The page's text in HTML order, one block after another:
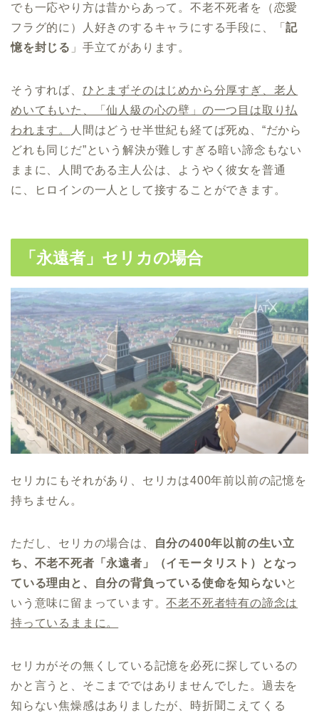
でも一応やり方は昔からあって。不老不死者を（恋愛
フラグ的に）人好きのするキャラにする手段に、「記
憶を封じる 」手立てがあります。
そうすれば、 ひとまずそのはじめから分厚すぎ、老人
めいてもいた、「仙人級の心の壁」の一つ目は取り払
われます。
人間はどうせ半世紀も経てば死ぬ、“だから
どれも同じだ”という解決が難しすぎる暗い諦念もない
ままに、人間である主人公は、ようやく彼女を普通
に、ヒロインの一人として接することができます。
「永遠者」セリカの場合
セリカにもそれがあり、セリカは400年前以前の記憶を
持ちません。
ただし、セリカの場合は、
自分の400年以前の生い立
ち、不老不死者「永遠者」（イモータリスト）となっ
ている理由と、自分の背負っている使命を知らないと
いう意味に留まっています。不老不死者特有の諦念は
持っているままに。
セリカがその無くしている記憶を必死に探しているの
かと言うと、そこまでではありませんでした。過去を
知らない焦燥感はありましたが、時折聞こえてくる